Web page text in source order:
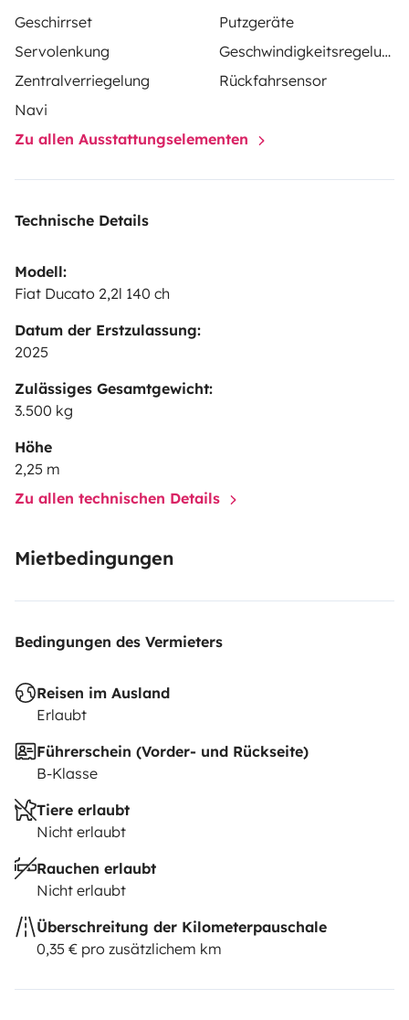
Geschirrset
Putzgeräte
Servolenkung
Geschwindigkeitsregelung
Zentralverriegelung
Rückfahrsensor
Navi
Zu allen Ausstattungselementen
Technische Details
Modell:
Fiat Ducato 2,2l 140 ch
Datum der Erstzulassung:
2025
Zulässiges Gesamtgewicht:
3.500 kg
Höhe
2,25 m
Zu allen technischen Details
Mietbedingungen
Bedingungen des Vermieters
Reisen im Ausland
Erlaubt
Führerschein (Vorder- und Rückseite)
B-Klasse
Tiere erlaubt
Nicht erlaubt
Rauchen erlaubt
Nicht erlaubt
Überschreitung der Kilometerpauschale
0,35 € pro zusätzlichem km